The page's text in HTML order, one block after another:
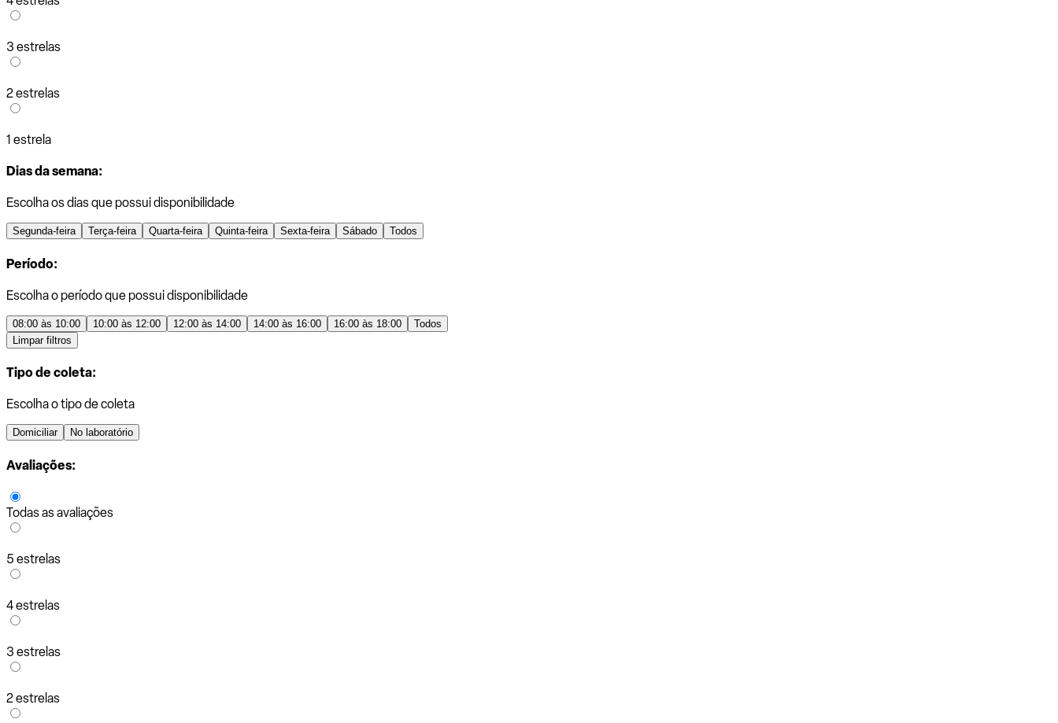
3 estrelas
2 estrelas
1 estrela
Dias da semana:
Escolha os dias que possui disponibilidade
Segunda-feira Terça-feira Quarta-feira Quinta-feira Sexta-feira Sábado Todos
Período:
Escolha o período que possui disponibilidade
08:00 às 10:00 10:00 às 12:00 12:00 às 14:00 14:00 às 16:00 16:00 às 18:00
Todos
Limpar filtros
Tipo de coleta:
Escolha o tipo de coleta
Domiciliar No laboratório
Avaliações:
Todas as avaliações
5 estrelas
4 estrelas
3 estrelas
2 estrelas